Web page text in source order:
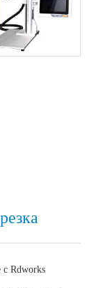
с Rdworks